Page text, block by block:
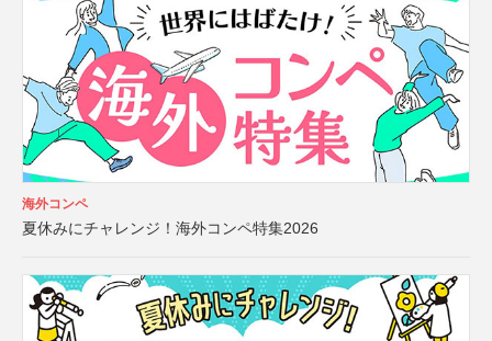
海外コンペ
夏休みにチャレンジ！海外コンペ特集2026